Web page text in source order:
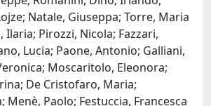
Natale, Giuseppa; Torre, Maria
Pirozzi, Nicola; Fazzari,
Lucia; Paone, Antonio; Galliani,
Moscaritolo, Eleonora;
De Cristofaro, Maria;
Menè, Paolo; Festuccia, Francesca